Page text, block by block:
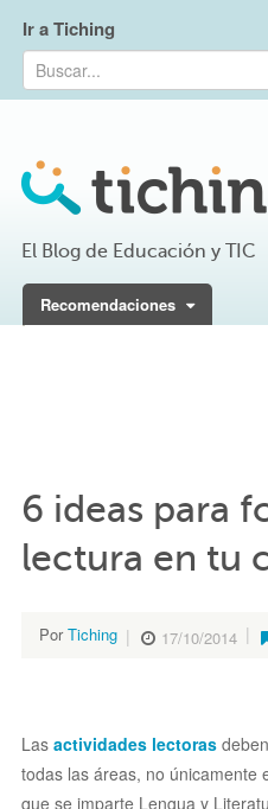
Ir a Tiching
El Blog de Educación y TIC
Recomendaciones
6 ideas para
lectura en tu
PorTiching 17/10/2014
Las actividades lectoras
todas las áreas, no únicamente
que se imparte Lengua y